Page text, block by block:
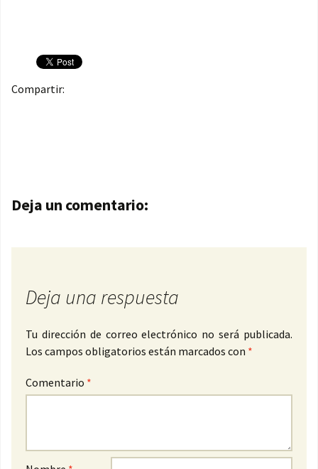
Compartir:
Navegación de entradas
Deja un comentario:
Deja una respuesta
Tu dirección de correo electrónico no será publicada.
Los campos obligatorios están marcados con *
Comentario *